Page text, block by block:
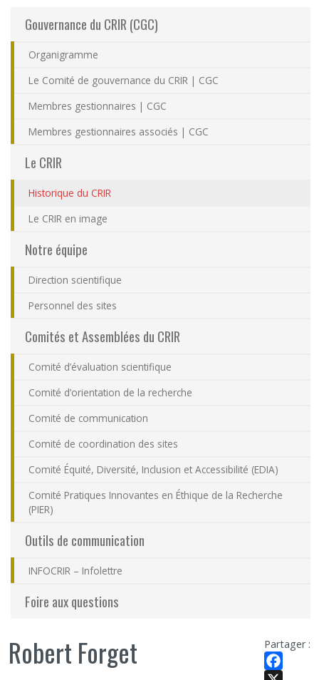
Membres
Partageons nos savoirs
Éthique
Plan du site
Gouvernance du CRIR (CGC)
Organigramme
Le Comité de gouvernance du CRIR | CGC
Membres gestionnaires | CGC
Membres gestionnaires associés | CGC
Le CRIR
Historique du CRIR
Le CRIR en image
Notre équipe
Direction scientifique
Personnel des sites
Comités et Assemblées du CRIR
Comité d’évaluation scientifique
Comité d’orientation de la recherche
Comité de communication
Comité de coordination des sites
Comité Équité, Diversité, Inclusion et Accessibilité (EDIA)
Comité Pratiques Innovantes en Éthique de la Recherche
(PIER)
Outils de communication
INFOCRIR – Infolettre
Foire aux questions
Partager :
Robert Forget